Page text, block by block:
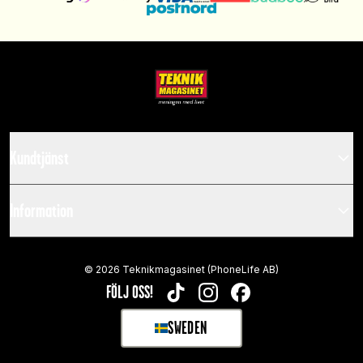
FÖLJ OSS! TIKTOKINSTAGRAMFACEBOOK
SWEDEN
SELECT MARKET
© 2026 Teknikmagasinet (PhoneLife AB)